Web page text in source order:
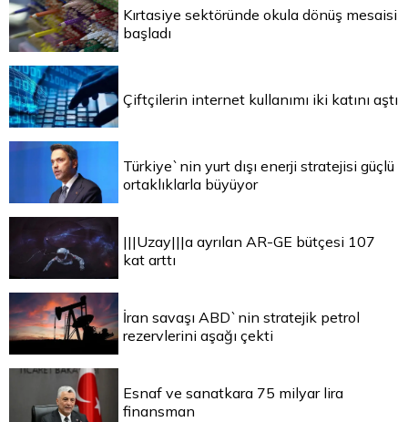
Kırtasiye sektöründe okula dönüş mesaisi
başladı
Çiftçilerin internet kullanımı iki katını aştı
Türkiye`nin yurt dışı enerji stratejisi güçlü
ortaklıklarla büyüyor
|||Uzay|||a ayrılan AR-GE bütçesi 107
kat arttı
İran savaşı ABD`nin stratejik petrol
rezervlerini aşağı çekti
Esnaf ve sanatkara 75 milyar lira
finansman